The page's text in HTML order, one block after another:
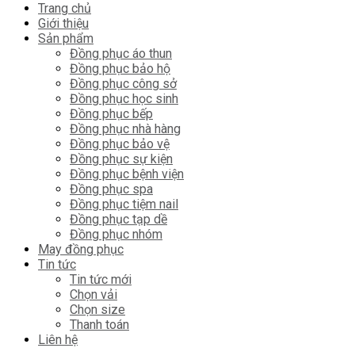
Trang chủ
Giới thiệu
Sản phẩm
Đồng phục áo thun
Đồng phục bảo hộ
Đồng phục công sở
Đồng phục học sinh
Đồng phục bếp
Đồng phục nhà hàng
Đồng phục bảo vệ
Đồng phục sự kiện
Đồng phục bệnh viện
Đồng phục spa
Đồng phục tiệm nail
Đồng phục tạp dề
Đồng phục nhóm
May đồng phục
Tin tức
Tin tức mới
Chọn vải
Chọn size
Thanh toán
Liên hệ